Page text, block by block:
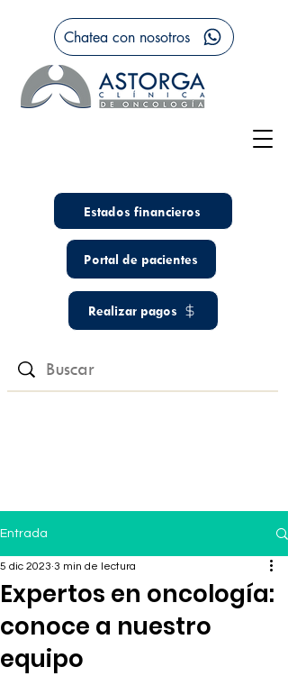
Estados financieros
Portal de pacientes
Realizar pagos
Chatea con nosotros
Entrada
Expertos en oncología:
conoce a nuestro
equipo
5 dic 2023 3 min de lectura